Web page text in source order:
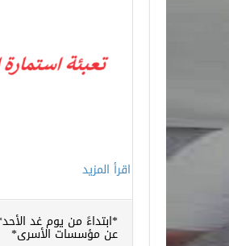
اقرأ المزيد
*ابتداءً من يوم غد
عن مؤسسات الأسرى*